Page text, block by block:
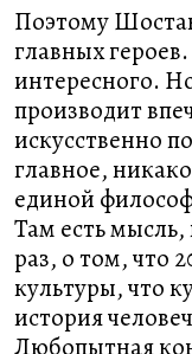
Поэтому
главных
интересного.
производит
искусственно
главное,
единой
Там есть
раз, о том, что
культуры, что
история
Любопытная